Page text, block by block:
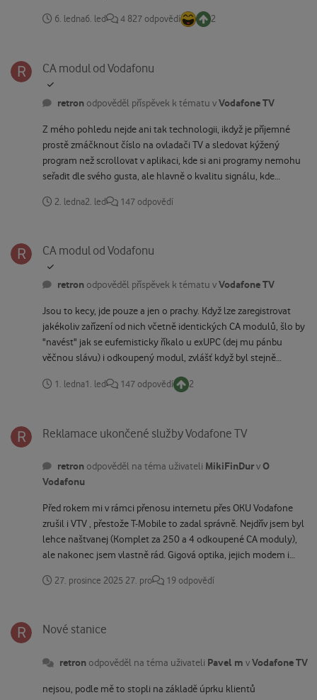
6. ledna6. led 4 827 odpovědí 2
CA modul od Vodafonu
retron odpověděl příspěvek k tématu vVodafone TV
Z mého pohledu nejde ani tak technologii, ikdyž je příjemné
prostě zmáčknout číslo na ovladači TV a sledovat kýžený
program než scrollovat v aplikaci, kde si ani programy nemohu
seřadit dle svého gusta, ale hlavně o kvalitu signálu, kde
dobou se ovšem rozdíl dosti stírá (nejlépe vidno na kanálu HBO),
2. ledna2. led 147 odpovědí
CA modul od Vodafonu
retron odpověděl příspěvek k tématu vVodafone TV
Jsou to kecy, jde pouze a jen o prachy. Když lze zaregistrovat
jakékoliv zařízení od nich včetně identických CA modulů, šlo by
"navést" jak se eufemisticky říkalo u exUPC (dej mu pánbu
věčnou slávu) i odkoupený modul, zvlášť když byl stejně
původně od nich resp. od jejich smluvního partnera LICA. Ty
jejich výmluvy na "systém" jsou už od migrace akorát směšné.
1. ledna1. led 147 odpovědí 2
Reklamace ukončené služby Vodafone TV
retron odpověděl na téma uživateli MikiFinDurvO
Vodafonu
Před rokem mi v rámci přenosu internetu přes OKU Vodafone
zrušil i VTV , přestože T-Mobile to zadal správně. Nejdřív jsem byl
lehce naštvanej (Komplet za 250 a 4 odkoupené CA moduly),
ale nakonec jsem vlastně rád. Gigová optika, jejich modem i
ještě méně.
27. prosince 2025 27. pro 19 odpovědí
Nové stanice
retron odpověděl na téma uživateli Pavel m vVodafone TV
nejsou, podle mě to stopli na základě úprku klientů